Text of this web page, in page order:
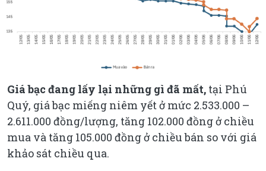
Giá bạc đang lấy lại những gì đã mất, tại Phú
Quý, giá bạc miếng niêm yết ở mức 2.533.000 –
2.611.000 đồng/lượng, tăng 102.000 đồng ở chiều
mua và tăng 105.000 đồng ở chiều bán so với giá
khảo sát chiều qua.